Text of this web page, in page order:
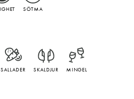
SÖTMA
SALLADER SKALDJUR MINGEL